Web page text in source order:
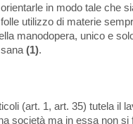
in modo tale che
utilizzo di materie
manodopera, unico e
(1).
(art. 1, art. 35) tutela il
società ma in essa non si